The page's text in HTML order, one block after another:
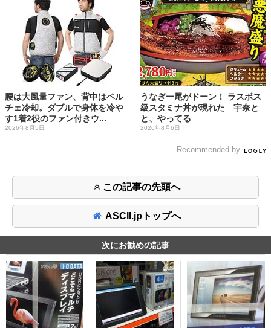
腰は大風量ファン、背中はペル
チェ冷却。ダブルで身体を冷や
す1着2役のファン付きウ...
2026年8月5日
うなぎ一尾がドーン！ ラスボス
級スタミナ丼が現れた 宇奈と
と、やってる
2026年8月6日
Recommended by
この記事の先頭へ
ASCII.jpトップへ
次にお勧めの記事